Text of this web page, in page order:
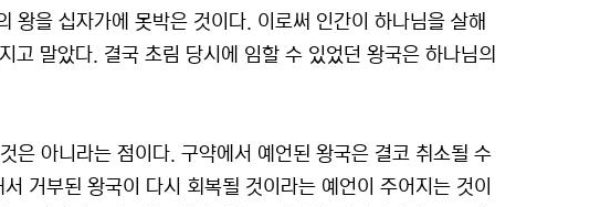
왕을 십자가에 못박은 것이다. 이로써 인간이 하나님을 살해
말았다. 결국 초림 당시에 임할 수 있었던 왕국은 하나님의
은 아니라는 점이다. 구약에서 예언된 왕국은 결코 취소될 수
거부된 왕국이 다시 회복될 것이라는 예언이 주어지는 것이